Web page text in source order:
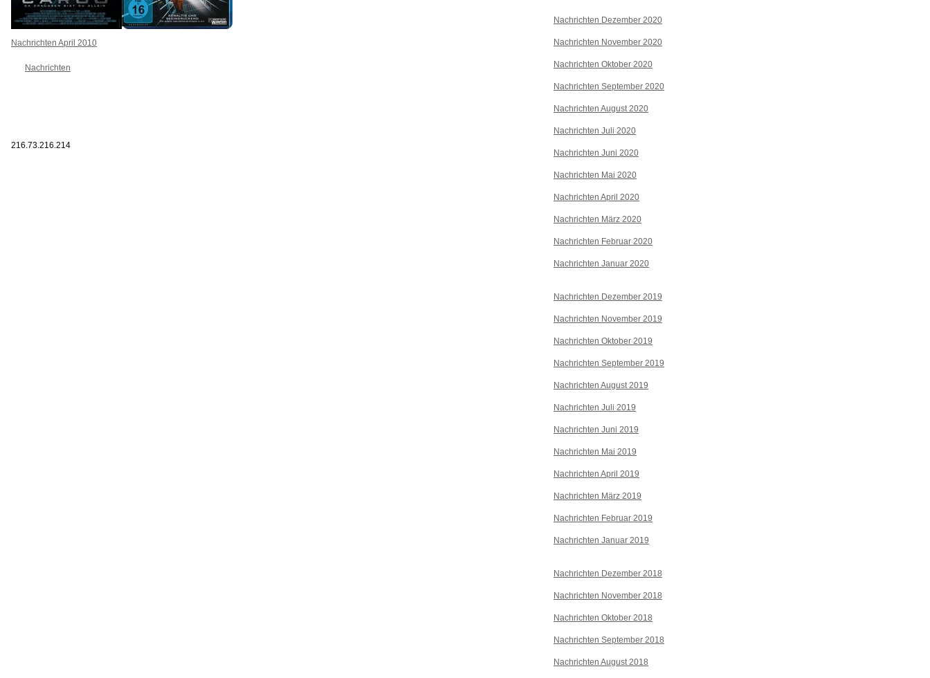
Nachrichten Dezember 2020
Nachrichten November 2020
Nachrichten Oktober 2020
Nachrichten September 2020
Nachrichten August 2020
Nachrichten Juli 2020
Nachrichten Juni 2020
Nachrichten Mai 2020
Nachrichten April 2020
Nachrichten März 2020
Nachrichten Februar 2020
Nachrichten Januar 2020
Nachrichten Dezember 2019
Nachrichten November 2019
Nachrichten Oktober 2019
Nachrichten September 2019
Nachrichten August 2019
Nachrichten Juli 2019
Nachrichten Juni 2019
Nachrichten Mai 2019
Nachrichten April 2019
Nachrichten März 2019
Nachrichten Februar 2019
Nachrichten Januar 2019
Nachrichten Dezember 2018
Nachrichten November 2018
Nachrichten Oktober 2018
Nachrichten September 2018
Nachrichten August 2018
Nachrichten April 2010
Nachrichten
216.73.216.214